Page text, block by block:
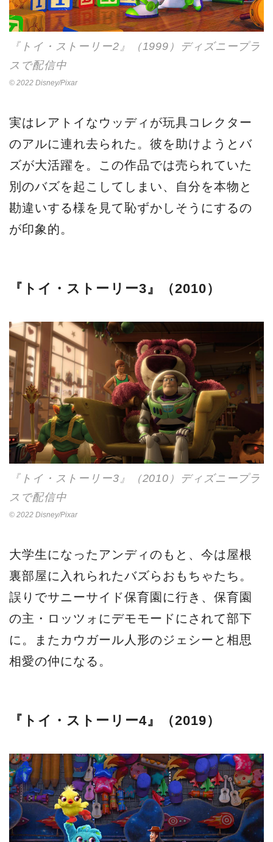
『トイ・ストーリー2』（1999）ディズニープラ
スで配信中
© 2022 Disney/Pixar
実はレアトイなウッディが玩具コレクター
のアルに連れ去られた。彼を助けようとバ
ズが大活躍を。この作品では売られていた
別のバズを起こしてしまい、自分を本物と
勘違いする様を見て恥ずかしそうにするの
が印象的。
『トイ・ストーリー3』（2010）
『トイ・ストーリー3』（2010）ディズニープラ
スで配信中
© 2022 Disney/Pixar
大学生になったアンディのもと、今は屋根
裏部屋に入れられたバズらおもちゃたち。
誤りでサニーサイド保育園に行き、保育園
の主・ロッツォにデモモードにされて部下
に。またカウガール人形のジェシーと相思
相愛の仲になる。
『トイ・ストーリー4』（2019）